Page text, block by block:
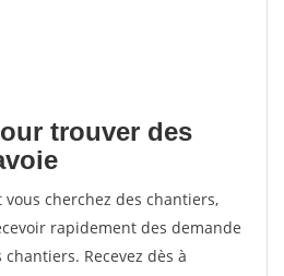
trouver des
cherchez des chantiers,
rapidement des demande
Recevez dès à